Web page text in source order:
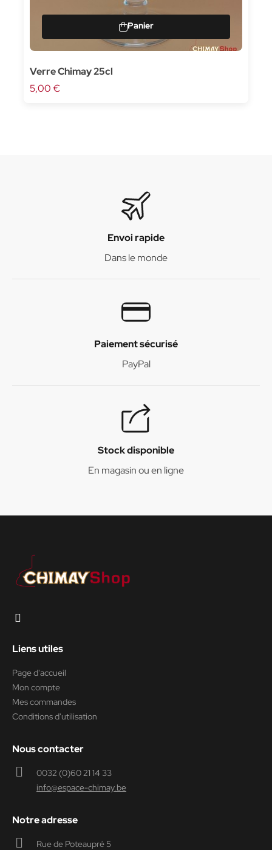
Verre Chimay 25cl
5,00 €
Envoi rapide
Dans le monde
Paiement sécurisé
PayPal
Stock disponible
En magasin ou en ligne
Liens utiles
Page d'accueil
Mon compte
Mes commandes
Conditions d'utilisation
Nous contacter
0032 (0)60 21 14 33
info@espace-chimay.be
Notre adresse
Rue de Poteaupré 5